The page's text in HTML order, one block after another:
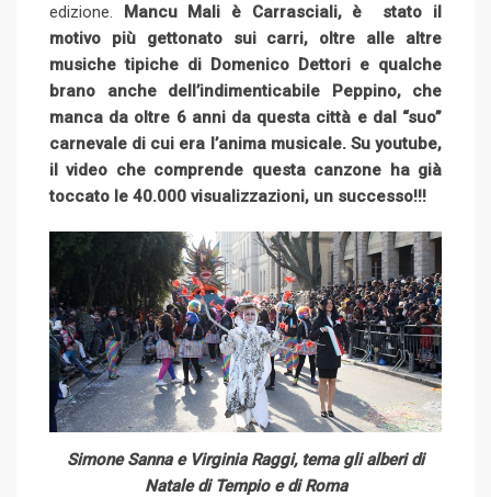
edizione.
Mancu Mali è Carrasciali, è stato il
motivo più gettonato sui carri, oltre alle altre
musiche tipiche di Domenico Dettori e qualche
brano anche dell’indimenticabile Peppino, che
manca da oltre 6 anni da questa città e dal “suo”
carnevale di cui era l’anima musicale. Su youtube,
il video che comprende questa canzone ha già
toccato le 40.000 visualizzazioni, un successo!!!
Simone Sanna e Virginia Raggi, tema gli alberi di
Natale di Tempio e di Roma